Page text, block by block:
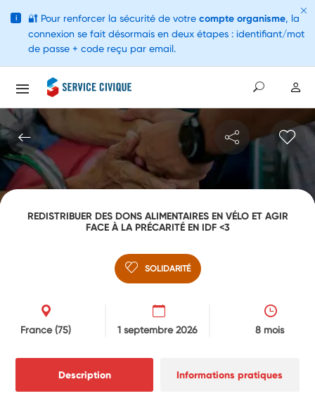
REDISTRIBUER DES DONS ALIMENTAIRES EN VÉLO ET AGIR
FACE À LA PRÉCARITÉ EN IDF <3
SOLIDARITÉ
France(75) 1 septembre 2026 8 mois
Description Informations pratiques
i 🔐 Pour renforcer la sécurité de votre compte organisme, la
connexion se fait désormais en deux étapes : identifiant/mot
de passe + code reçu par email.